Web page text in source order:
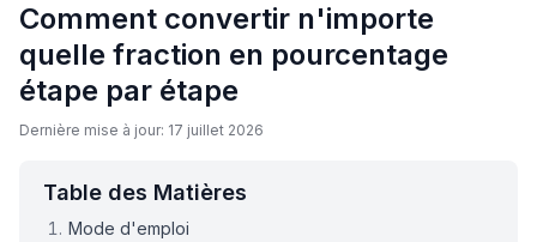
Comment convertir n'importe
quelle fraction en pourcentage
étape par étape
Dernière mise à jour: 17 juillet 2026
Table des Matières
Mode d'emploi